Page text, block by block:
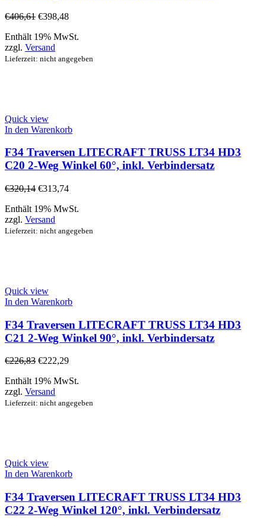
€406,61 €398,48
Enthält 19% MwSt.
zzgl. Versand
Lieferzeit: nicht angegeben
Quick view
In den Warenkorb
F34 Traversen LITECRAFT TRUSS LT34 HD3
C20 2-Weg Winkel 60°, inkl. Verbindersatz
€320,14 €313,74
Enthält 19% MwSt.
zzgl. Versand
Lieferzeit: nicht angegeben
Quick view
In den Warenkorb
F34 Traversen LITECRAFT TRUSS LT34 HD3
C21 2-Weg Winkel 90°, inkl. Verbindersatz
€226,83 €222,29
Enthält 19% MwSt.
zzgl. Versand
Lieferzeit: nicht angegeben
Quick view
In den Warenkorb
F34 Traversen LITECRAFT TRUSS LT34 HD3
C22 2-Weg Winkel 120°, inkl. Verbindersatz